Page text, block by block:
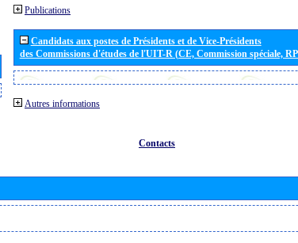
Publications
Candidats aux postes de Présidents et de Vice-Présidents
des Commissions d'études de l'UIT-R (CE, Commission spéciale,
Autres informations
Contacts